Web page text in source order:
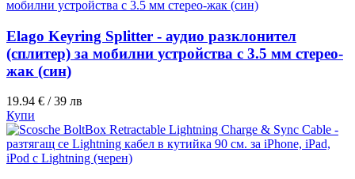
Elago Keyring Splitter - аудио разклонител
(сплитер) за мобилни устройства с 3.5 мм стерео-
жак (син)
19.94 € / 39 лв
Купи